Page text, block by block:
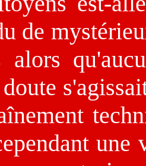
de
alors
doute